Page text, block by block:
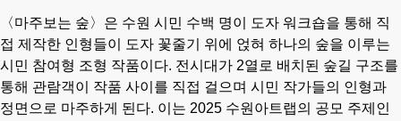
〈마주보는 숲〉은 수원 시민 수백 명이 도자 워크숍을 통해 직
접 제작한 인형들이 도자 꽃줄기 위에 얹혀 하나의 숲을 이루는
시민 참여형 조형 작품이다. 전시대가 2열로 배치된 숲길 구조를
통해 관람객이 작품 사이를 직접 걸으며 시민 작가들의 인형과
정면으로 마주하게 된다. 이는 2025 수원아트랩의 공모 주제인